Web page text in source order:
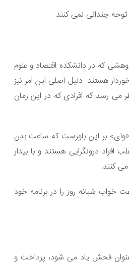
چندانی نمی کنند.
که در دانشکده اقتصاد و علوم
هستند. دلیل اصلی این امر نیز
می رسد که افرادی که در این زمان
بر این باورست که ساعت بدن
درونگرایی هستند و با بیدار
کنند.
خواب شبانه روز را در برنامه خود
عنوان فحش یاد می شود، پرداخت و